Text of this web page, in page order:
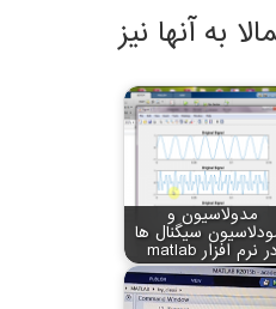
به آنها نیز
مدولاسیون و
سیگنال ها
در نرم افزار matlab